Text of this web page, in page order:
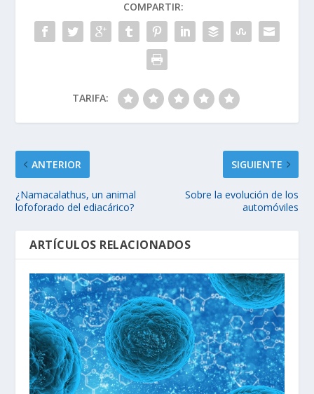
COMPARTIR:
TARIFA:
ANTERIOR
¿Namacalathus, un animal
lofoforado del ediacárico?
SIGUIENTE
Sobre la evolución de los
automóviles
ARTÍCULOS RELACIONADOS